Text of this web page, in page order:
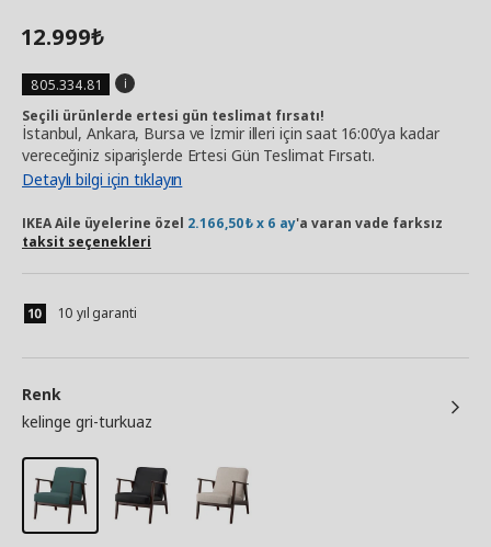
12.999₺
805.334.81
Seçili ürünlerde ertesi gün teslimat fırsatı!
İstanbul, Ankara, Bursa ve İzmir illeri için saat 16:00’ya kadar
vereceğiniz siparişlerde Ertesi Gün Teslimat Fırsatı.
Detaylı bilgi için tıklayın
IKEA Aile üyelerine özel 2.166,50₺ x 6 ay'a varan vade farksız
taksit seçenekleri
10 yıl garanti
Renk
kelinge gri-turkuaz